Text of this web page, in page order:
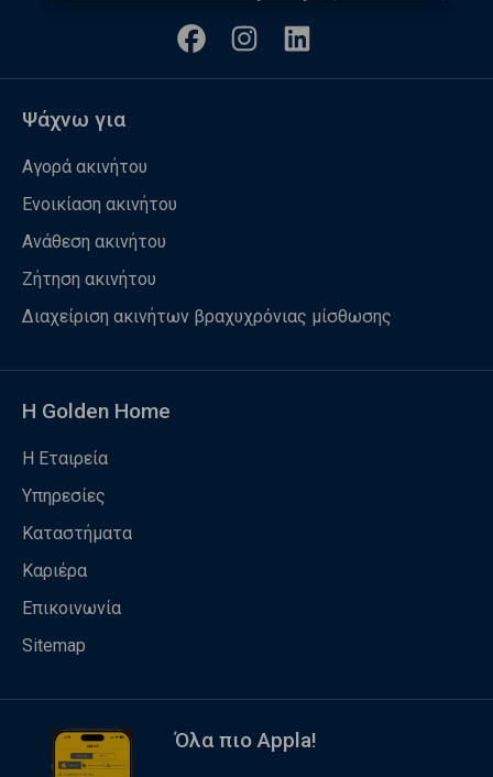
Ψάχνω για
Αγορά ακινήτου
Ενοικίαση ακινήτου
Ανάθεση ακινήτου
Ζήτηση ακινήτου
Διαχείριση ακινήτων βραχυχρόνιας μίσθωσης
Η Golden Home
Η Εταιρεία
Υπηρεσίες
Καταστήματα
Καριέρα
Επικοινωνία
Sitemap
Όλα πιο Appla!